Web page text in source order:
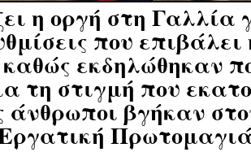
η οργή στη Γαλλία
που
εκδηλώθηκαν
τη στιγμή που
άνθρωποι βγήκαν
Πρωτομαγιά